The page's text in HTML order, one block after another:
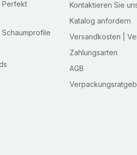
Perfekt
Kontaktieren Sie
Katalog anfordern
Versandkosten |
Zahlungsarten
AGB